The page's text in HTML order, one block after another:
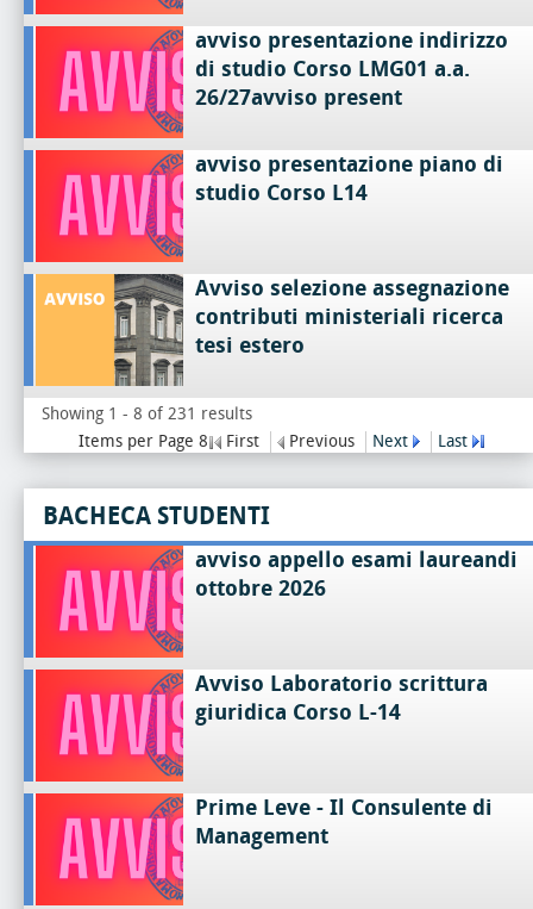
avviso presentazione indirizzo
di studio Corso LMG01 a.a.
26/27avviso present
avviso presentazione piano di
studio Corso L14
Avviso selezione assegnazione
contributi ministeriali ricerca
tesi estero
Showing 1 - 8 of 231 results
Items per Page 8
First Previous Next Last
BACHECA STUDENTI
avviso appello esami laureandi
ottobre 2026
Avviso Laboratorio scrittura
giuridica Corso L-14
Prime Leve - Il Consulente di
Management